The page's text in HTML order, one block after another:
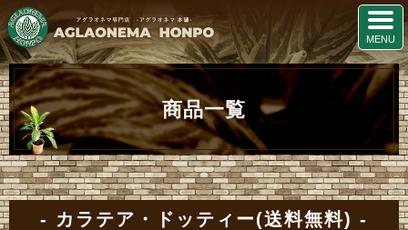
商品一覧
カラテア・ドッティー(送料無料)